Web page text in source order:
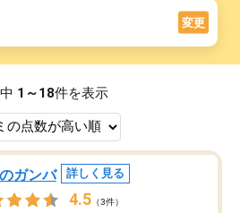
変更
1～18件を表示
ガンバ 詳しく見る
4.5 （3件）